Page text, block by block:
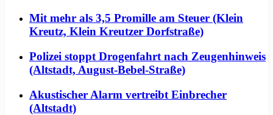
Mit mehr als 3,5 Promille am Steuer (Klein
Kreutz, Klein Kreutzer Dorfstraße)
Polizei stoppt Drogenfahrt nach Zeugenhinweis
(Altstadt, August-Bebel-Straße)
Akustischer Alarm vertreibt Einbrecher
(Altstadt)